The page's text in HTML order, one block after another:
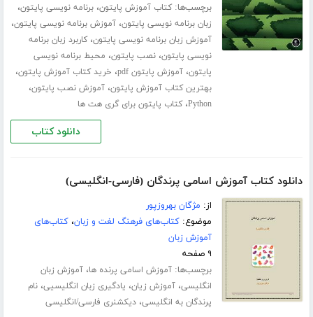
برچسب‌ها:کتاب آموزش پایتون،برنامه نویسی پایتون،
زبان برنامه نویسی پایتون،آموزش برنامه نویسی پایتون،
آموزش زبان برنامه نویسی پایتون،کاربرد زبان برنامه
نویسی پایتون،نصب پایتون، محیط برنامه نویسی
پایتون،آموزش پایتون pdf ، خرید کتاب آموزش پایتون،
بهترین کتاب آموزش پایتون،آموزش نصب پایتون،
Python،کتاب پایتون برای گری هت ها
دانلود کتاب
دانلود کتاب آموزش اسامی پرندگان (فارسی-انگلیسی)
از: مژگان بهروزپور
موضوع:کتاب‌های فرهنگ لغت و زبان،کتاب‌های
آموزش زبان
۹ صفحه
برچسب‌ها:آموزش اسامی پرنده ها،آموزش زبان
انگلیسی،آموزش زیان، یادگیری زبان انگلیسیی،نام
پرندگان به انگلیسی،دیکشنری فارسی/انگلیسی